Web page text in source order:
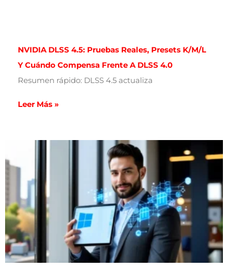
NVIDIA DLSS 4.5: Pruebas Reales, Presets K/M/L
Y Cuándo Compensa Frente A DLSS 4.0
Resumen rápido: DLSS 4.5 actualiza
Leer Más »